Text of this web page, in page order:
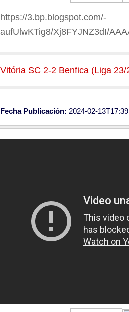
https://3.bp.blogspot.com/-
aufUlwKTig8/Xj8FYJNZ3dI/
Vitória SC 2-2 Benfica (Liga 23/
Fecha Publicación: 2024-02-